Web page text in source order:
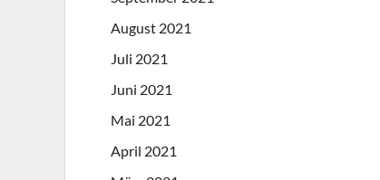
August 2021
Juli 2021
Juni 2021
Mai 2021
April 2021